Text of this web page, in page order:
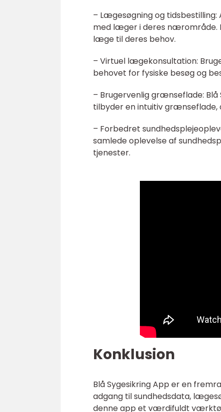
– Lægesøgning og
med læger i deres nærområde.
læge til deres behov.
– Virtuel lægekonsultation:
behovet for fysiske besøg og
– Brugervenlig grænseflade:
tilbyder en intuitiv grænseflade,
– Forbedret
samlede oplevelse af
tjenester.
Konklusion
Blå Sygesikring App er en
adgang til sundhedsdata,
denne app et værdifuldt